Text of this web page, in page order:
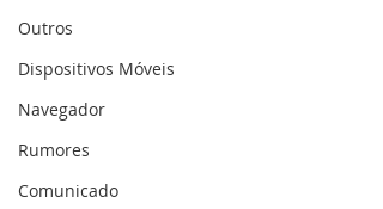
Outros
Dispositivos Móveis
Navegador
Rumores
Comunicado